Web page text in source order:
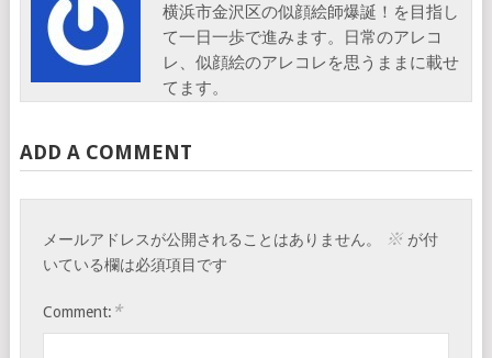
横浜市金沢区の似顔絵師爆誕！を目指し
て一日一歩で進みます。日常のアレコ
レ、似顔絵のアレコレを思うままに載せ
てます。
ADD A COMMENT
メールアドレスが公開されることはありません。 ※ が付
いている欄は必須項目です
Comment: *